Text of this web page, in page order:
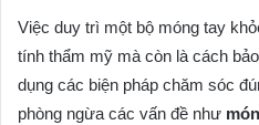
Việc duy trì một bộ móng tay
tính thẩm mỹ mà còn là cách
dụng các biện pháp chăm sóc
phòng ngừa các vấn đề như